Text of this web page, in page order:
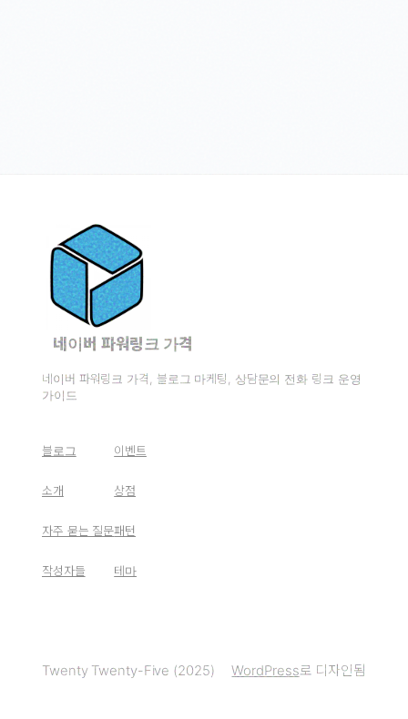
네이버 파워링크 가격
네이버 파워링크 가격, 블로그 마케팅, 상담문의 전화 링크 운영
가이드
블로그
소개
자주 묻는 질문
작성자들
이벤트
상점
패턴
테마
Twenty Twenty-Five (2025) WordPress로 디자인됨